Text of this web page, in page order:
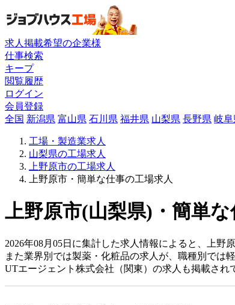
求人掲載希望の企業様
仕事検索
キープ
閲覧履歴
ログイン
会員登録
全国 新潟県 富山県 石川県 福井県 山梨県 長野県 岐阜
工場・製造業求人
山梨県の工場求人
上野原市の工場求人
上野原市・簡単な仕事の工場求人
上野原市(山梨県)・簡単
2026年08月05日に集計した求人情報によると、上野
また業界別では製薬・化粧品の求人が、職種別では
UTエージェント株式会社（関東）の求人も掲載され